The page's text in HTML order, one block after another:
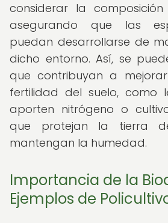
considerar la
asegurando que las
puedan desarrollarse de
dicho entorno. Así, se
que contribuyan a
fertilidad del suelo, como
aporten nitrógeno o
que protejan la tierra
mantengan la humedad.
Importancia de la
Ejemplos de